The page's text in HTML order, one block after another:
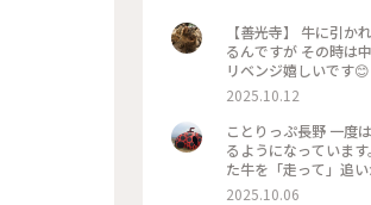
【善光寺】 牛に引
るんですが その時は
リベンジ嬉しいです
って時に警備員のお
終えられた導師様が
で両方に並んでお数
参拝者の方の頭を手
はじめて授けていた
朱印 #パワースポッ
2025.10.12
ことりっぷ長野 一度
るようになっていま
た牛を「走って」追
面白かったです。 #長
2025.10.06